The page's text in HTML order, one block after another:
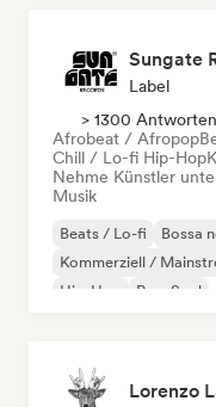
Sungate
Label
> 1300
Afrobeat / Afropop
Chill / Lo-fi Hip-Hop
Nehme Künstler
Musik
Beats / Lo-fi Bossa
Kommerziell /
Hip-Hop
Pop-Soul
Lorenzo